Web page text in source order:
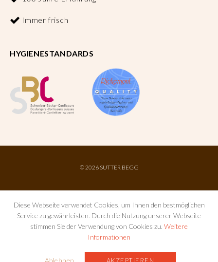
Immer frisch
HYGIENESTANDARDS
© 2026 SUTTER BEGG
Diese Webseite verwendet Cookies, um Ihnen den bestmöglichen
Service zu gewährleisten. Durch die Nutzung unserer Webseite
stimmen Sie der Verwendung von Cookies zu. Weitere
Informationen
Ablehnen